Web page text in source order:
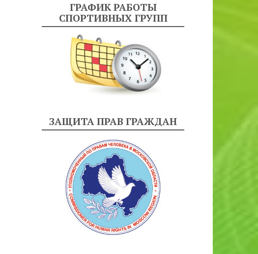
ГРАФИК РАБОТЫ
СПОРТИВНЫХ ГРУПП
ЗАЩИТА ПРАВ ГРАЖДАН